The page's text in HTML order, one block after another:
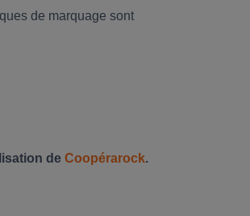
de marquage sont
de Coopérarock.